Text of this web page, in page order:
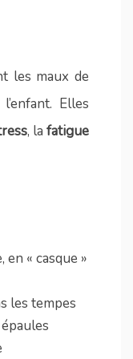
les maux de
Elles
, la fatigue
« casque »
les tempes